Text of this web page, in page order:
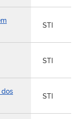
STI
STI
dos
STI